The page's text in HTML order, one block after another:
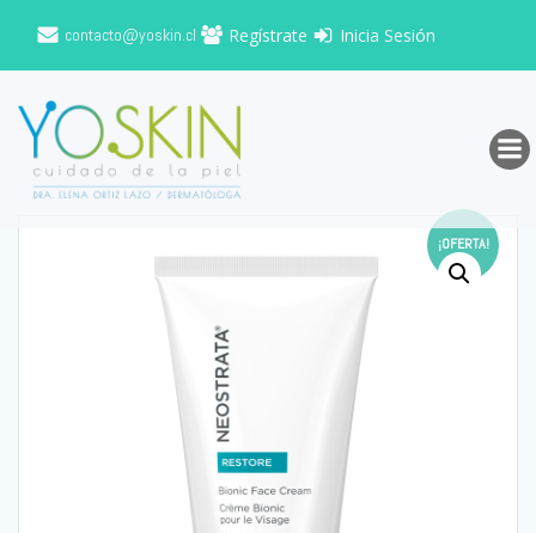
al
contacto@yoskin.cl Regístrate Inicia Sesión
¡OFERTA!